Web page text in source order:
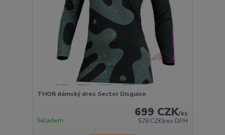
THOR dámský dres Sector Disguise
699 CZK/ks
578 CZKbez DPH
Skladem